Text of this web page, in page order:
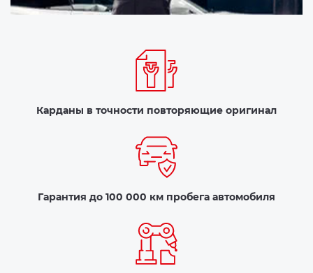
Карданы в точности повторяющие оригинал
Гарантия до 100 000 км пробега автомобиля